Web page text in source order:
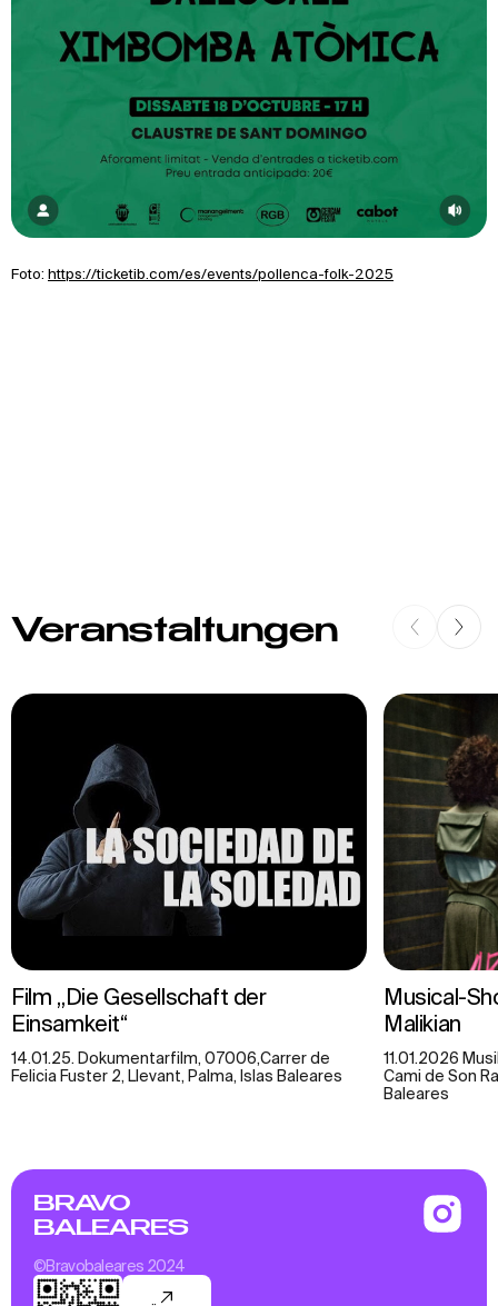
Foto: https://ticketib.com/es/events/pollenca-folk-2025
Veranstaltungen
Film „Die Gesellschaft der
Einsamkeit“
14.01.25. Dokumentarfilm, 07006,Carrer de
Felicia Fuster 2, Llevant, Palma, Islas Baleares
Musical-
Malikian
11.01.2026
Cami de Son
Baleares
BRAVO
BALEARES
©Bravobaleares 2024